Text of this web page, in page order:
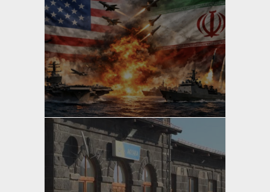
yazan
Bahri Ak